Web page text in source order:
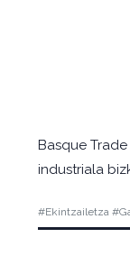
Basque
industriala
#Ekintzailetza